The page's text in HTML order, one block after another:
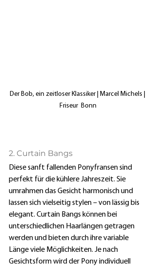
Der Bob, ein zeitloser Klassiker | Marcel Michels |
Friseur  Bonn
2. Curtain Bangs
Diese sanft fallenden Ponyfransen sind
perfekt für die kühlere Jahreszeit. Sie
umrahmen das Gesicht harmonisch und
lassen sich vielseitig stylen – von lässig bis
elegant. Curtain Bangs können bei
unterschiedlichen Haarlängen getragen
werden und bieten durch ihre variable
Länge viele Möglichkeiten. Je nach
Gesichtsform wird der Pony individuell